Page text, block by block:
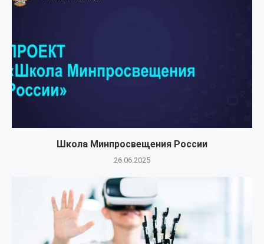
Школа Минпросвещения России
26.06.2025